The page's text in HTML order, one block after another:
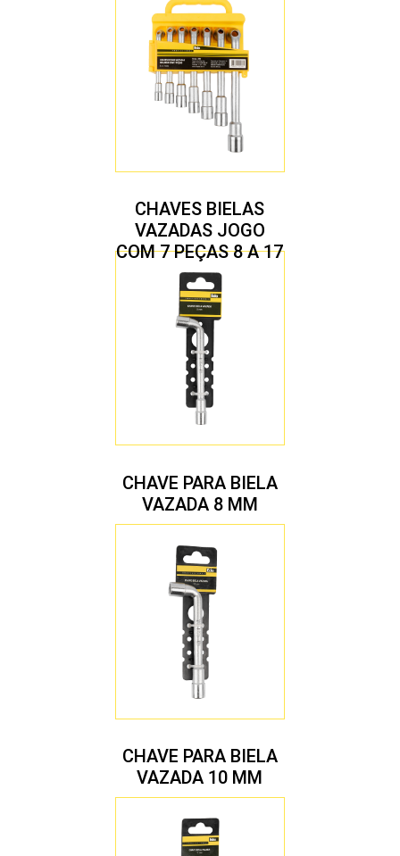
CHAVES BIELAS
VAZADAS JOGO
COM 7 PEÇAS 8 A 17
MM
CHAVE PARA BIELA
VAZADA 8 MM
CHAVE PARA BIELA
VAZADA 10 MM